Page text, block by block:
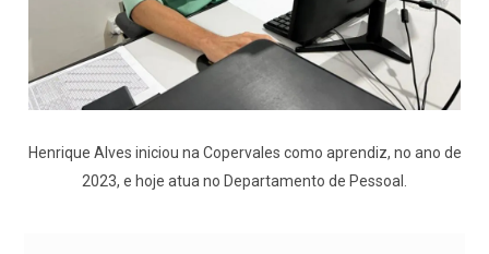
Henrique Alves iniciou na Copervales como aprendiz, no ano de
2023, e hoje atua no Departamento de Pessoal.